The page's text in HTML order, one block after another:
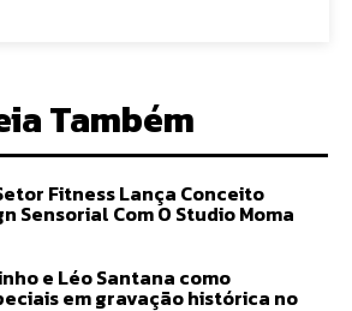
Também
Fitness Lança Conceito
Sensorial Com O Studio Moma
e Léo Santana como
em gravação histórica no